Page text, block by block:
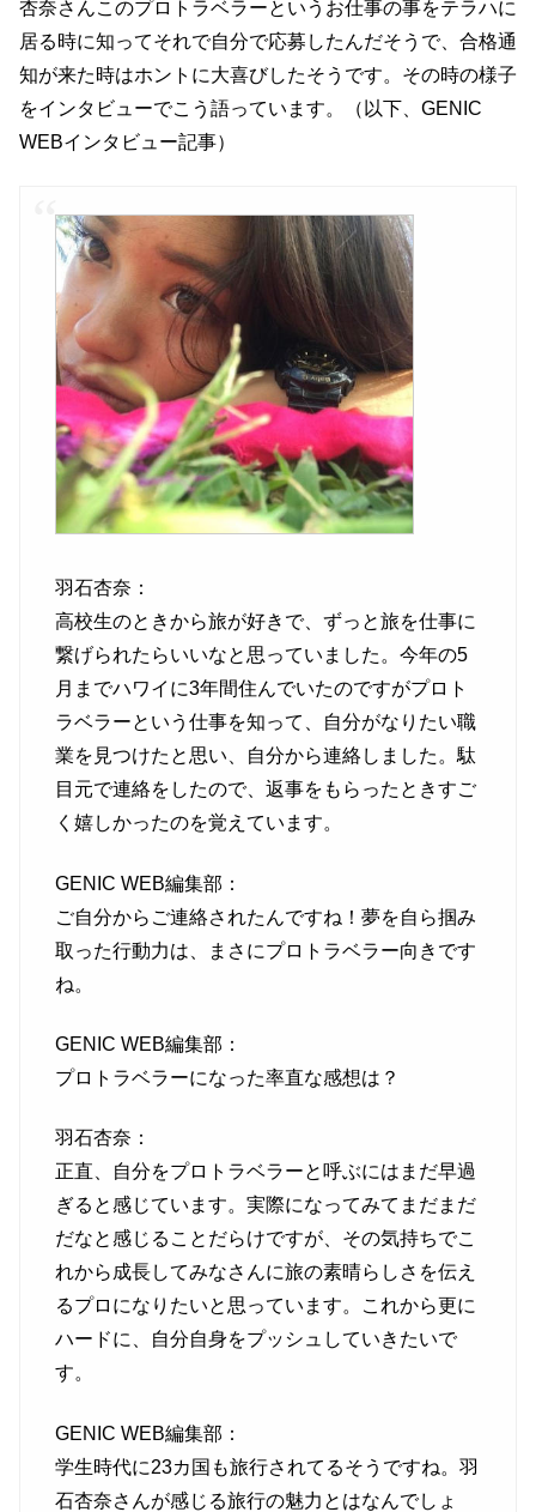
杏奈さんこのプロトラベラーというお仕事の事をテラハに
居る時に知ってそれで自分で応募したんだそうで、合格通
知が来た時はホントに大喜びしたそうです。その時の様子
をインタビューでこう語っています。（以下、GENIC
WEBインタビュー記事）
羽石杏奈：
高校生のときから旅が好きで、ずっと旅を仕事に
繋げられたらいいなと思っていました。今年の5
月までハワイに3年間住んでいたのですがプロト
ラベラーという仕事を知って、自分がなりたい職
業を見つけたと思い、自分から連絡しました。駄
目元で連絡をしたので、返事をもらったときすご
く嬉しかったのを覚えています。
GENIC WEB編集部：
ご自分からご連絡されたんですね！夢を自ら掴み
取った行動力は、まさにプロトラベラー向きです
ね。
GENIC WEB編集部：
プロトラベラーになった率直な感想は？
羽石杏奈：
正直、自分をプロトラベラーと呼ぶにはまだ早過
ぎると感じています。実際になってみてまだまだ
だなと感じることだらけですが、その気持ちでこ
れから成長してみなさんに旅の素晴らしさを伝え
るプロになりたいと思っています。これから更に
ハードに、自分自身をプッシュしていきたいで
す。
GENIC WEB編集部：
学生時代に23カ国も旅行されてるそうですね。羽
石杏奈さんが感じる旅行の魅力とはなんでしょ